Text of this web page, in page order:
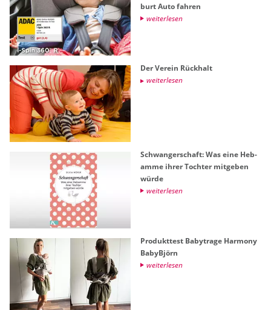
burt Auto fah­ren
wei­ter­le­sen
Der Ver­ein Rück­halt
wei­ter­le­sen
Schwan­ger­schaft: Was eine Heb­
am­me ihrer Toch­ter mit­ge­ben
würde
wei­ter­le­sen
Pro­dukt­test Ba­by­t­ra­ge Har­mo­ny
Ba­byB­jörn
wei­ter­le­sen